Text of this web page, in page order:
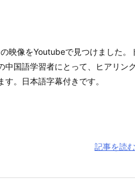
映像をYoutubeで見つけました。
中国語学習者にとって、ヒアリン
。日本語字幕付きです。
記事を読む